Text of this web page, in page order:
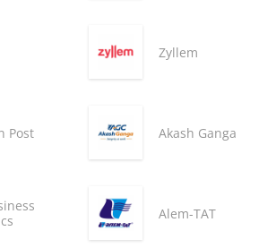
Zyllem
Post Akash Ganga
Alem-TAT